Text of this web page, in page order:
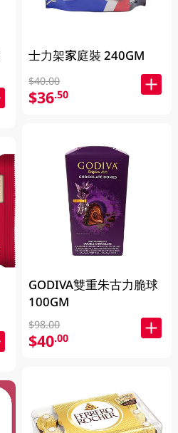
士力架家庭裝 240GM
$40.00
$36.50
GODIVA雙重朱古力脆球
100GM
$98.00
$40.00